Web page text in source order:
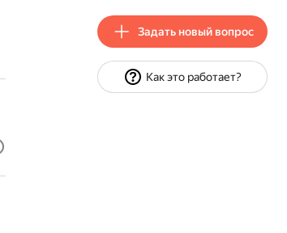
Задать новый вопрос
Как это работает?